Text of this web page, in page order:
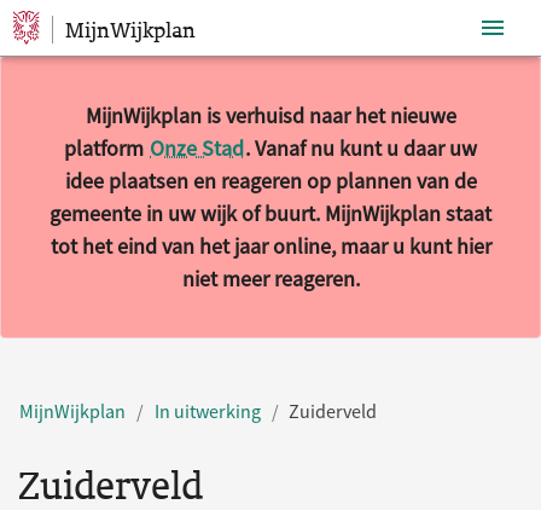
Sla navigatie over
MijnWijkplan
MijnWijkplan is verhuisd naar het nieuwe
platform Onze Stad. Vanaf nu kunt u daar uw
idee plaatsen en reageren op plannen van de
gemeente in uw wijk of buurt. MijnWijkplan staat
tot het eind van het jaar online, maar u kunt hier
niet meer reageren.
MijnWijkplan In uitwerking Zuiderveld
Zuiderveld